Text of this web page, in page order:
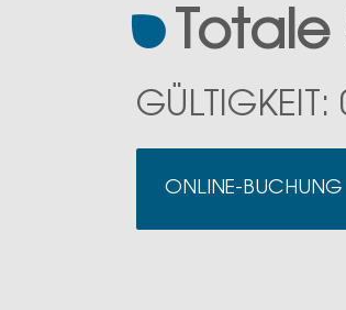
Totale
ONLINE-BUCHUNG